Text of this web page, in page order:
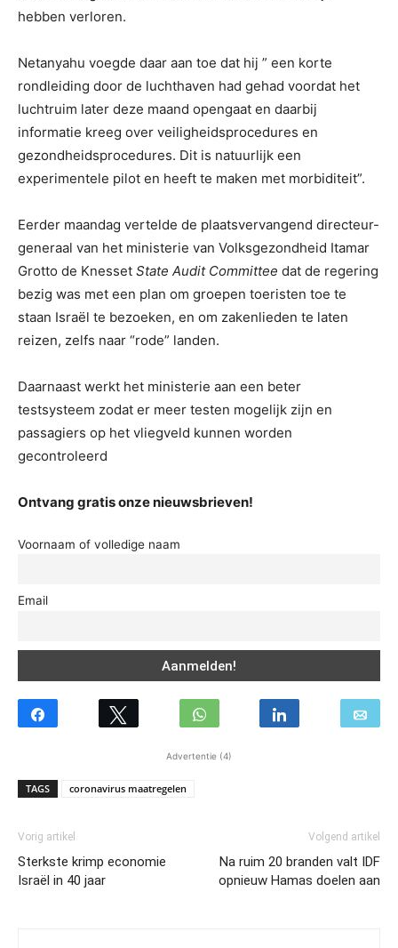
hebben verloren.
Netanyahu voegde daar aan toe dat hij ” een korte
rondleiding door de luchthaven had gehad voordat het
luchtruim later deze maand opengaat en daarbij
informatie kreeg over veiligheidsprocedures en
gezondheidsprocedures. Dit is natuurlijk een
experimentele pilot en heeft te maken met morbiditeit”.
Eerder maandag vertelde de plaatsvervangend directeur-
generaal van het ministerie van Volksgezondheid Itamar
Grotto de Knesset State Audit Committee dat de regering
bezig was met een plan om groepen toeristen toe te
staan ​​Israël te bezoeken, en om zakenlieden te laten
reizen, zelfs naar “rode” landen.
Daarnaast werkt het ministerie aan een beter
testsysteem zodat er meer testen mogelijk zijn en
passagiers op het vliegveld kunnen worden
gecontroleerd
Ontvang gratis onze nieuwsbrieven!
Voornaam of volledige naam
Email
Advertentie (4)
TAGS coronavirus maatregelen
Vorig artikel
Sterkste krimp economie
Israël in 40 jaar
Volgend artikel
Na ruim 20 branden valt IDF
opnieuw Hamas doelen aan